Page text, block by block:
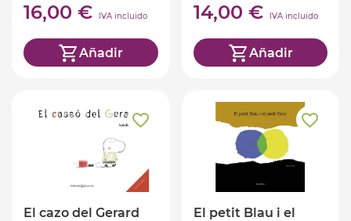
16,00 € IVA incluido
Añadir
14,00 € IVA incluido
Añadir
El cazo del Gerard
El petit Blau i el